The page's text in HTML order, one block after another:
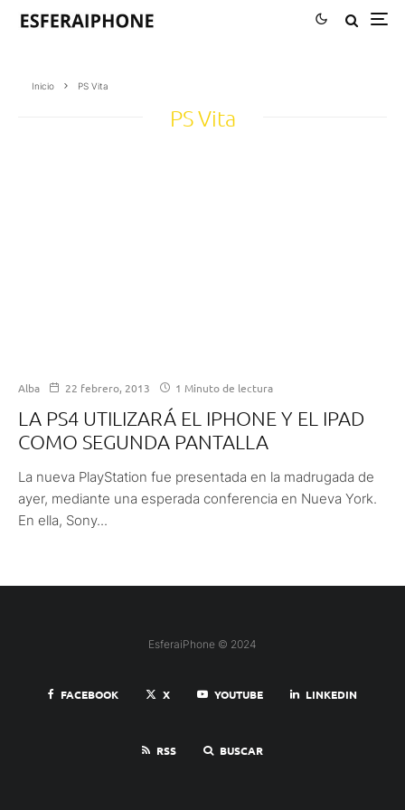
Inicio PS Vita
PS Vita
Alba 22 febrero, 2013 1 Minuto de lectura
LA PS4 UTILIZARÁ EL IPHONE Y EL IPAD
COMO SEGUNDA PANTALLA
La nueva PlayStation fue presentada en la madrugada de
ayer, mediante una esperada conferencia en Nueva York.
En ella, Sony...
EsferaiPhone © 2024
FACEBOOK X YOUTUBE LINKEDIN
RSS BUSCAR